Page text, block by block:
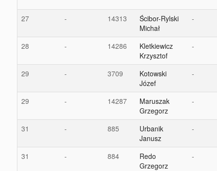
27 - 14313
Ścibor-Rylski
Michał
-
28 - 14286
Kletkiewicz
Krzysztof
-
29 - 3709
Kotowski
Józef
-
29 - 14287
Maruszak
Grzegorz
-
31 - 885
Urbanik
Janusz
-
31 - 884
Redo
Grzegorz
-